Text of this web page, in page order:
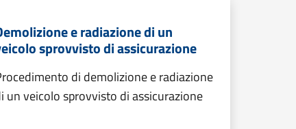
e radiazione di un
sprovvisto di assicurazione
di demolizione e radiazione
un veicolo sprovvisto di assicurazione